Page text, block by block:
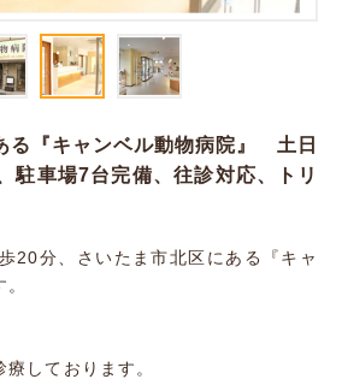
る『キャンベル動物病院』 土日
駐車場7台完備、往診対応、トリ
20分、さいたま市北区にある『キャ
しております。